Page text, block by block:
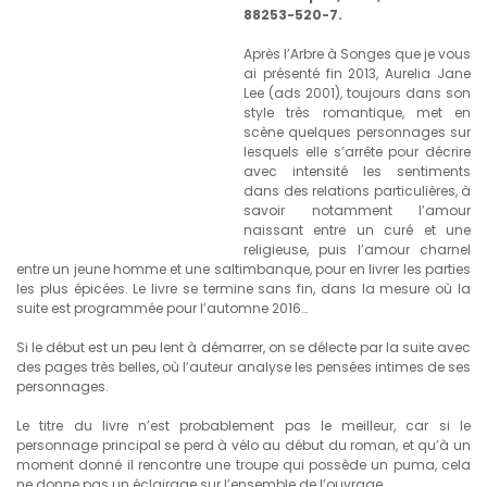
88253-520-7.
Après l’Arbre à Songes que je vous
ai présenté fin 2013, Aurelia Jane
Lee (ads 2001), toujours dans son
style très romantique, met en
scène quelques personnages sur
lesquels elle s’arrête pour décrire
avec intensité les sentiments
dans des relations particulières, à
savoir notamment l’amour
naissant entre un curé et une
religieuse, puis l’amour charnel
entre un jeune homme et une saltimbanque, pour en livrer les parties
les plus épicées. Le livre se termine sans fin, dans la mesure où la
suite est programmée pour l’automne 2016…
Si le début est un peu lent à démarrer, on se délecte par la suite avec
des pages très belles, où l’auteur analyse les pensées intimes de ses
personnages.
Le titre du livre n’est probablement pas le meilleur, car si le
personnage principal se perd à vélo au début du roman, et qu’à un
moment donné il rencontre une troupe qui possède un puma, cela